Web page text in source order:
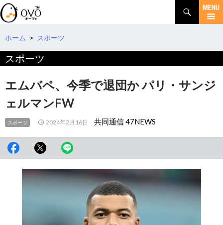
検
索
コ
テ
へ
動
ホーム > スポーツ
スポーツ
エムバペ、今季で退団か パリ・サンジ
ェルマンFW
スポーツ 2024年2月16日 共同通信 47NEWS